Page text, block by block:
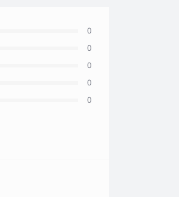
0
0
0
0
0